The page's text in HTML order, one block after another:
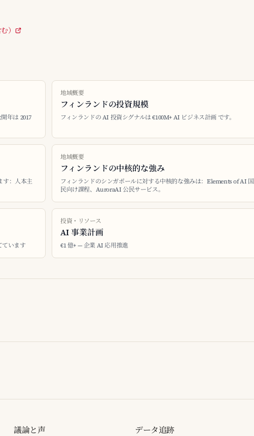
）
年は 2017
地域概要
フィンランドの投資規模
フィンランドの AI 投資シグナルは €100M+ AI ビジネス計画 です。
す：人本主
地域概要
フィンランドの中核的な強み
フィンランドのシンガポールに対する中核的な強みは：Elements of AI 国
民向け課程、AuroraAI 公民サービス。
ています
投資・リソース
AI 事業計画
€1 億+ — 企業 AI 応用推進
議論と声 データ追跡